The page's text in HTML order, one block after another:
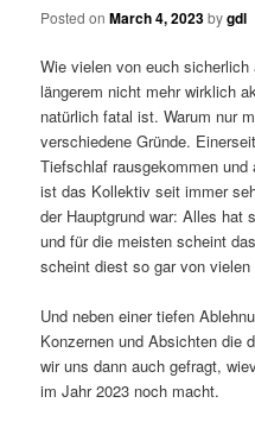
Posted onMarch 4, 2023bygdl
Wie vielen von euch
längerem nicht mehr wirklich
natürlich fatal ist. Warum nur
verschiedene Gründe.
Tiefschlaf rausgekommen
ist das Kollektiv seit immer
der Hauptgrund war: Alles hat
und für die meisten scheint
scheint diest so gar von
Und neben einer tiefen
Konzernen und Absichten die
wir uns dann auch gefragt,
im Jahr 2023 noch macht.